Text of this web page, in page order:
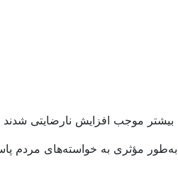
موجب افزایش نارضایتی
مؤثری به خواسته‌های مردم